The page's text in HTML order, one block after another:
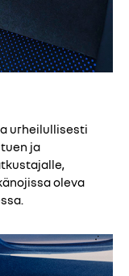
urheilullisesti
ja
oleva